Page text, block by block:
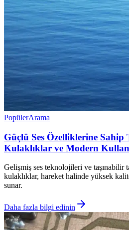
PopülerArama
Güçlü Ses Özelliklerine Sahip
Kulaklıklar ve Modern
Gelişmiş ses teknolojileri ve taşınabilir
kulaklıklar, hareket halinde yüksek
sunar.
Daha fazla bilgi edinin